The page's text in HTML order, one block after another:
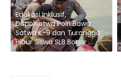
Edukasi Inklusif,
Ditpolsatwa Polri Bawa
Satwa K-9 dan Turangga
Hibur Siswa SLB Bogor